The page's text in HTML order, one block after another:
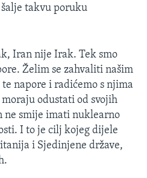
takvu poruku
Iran nije Irak. Tek smo
Želim se zahvaliti našim
napore i radićemo s njima
odustati od svojih
smije imati nuklearno
I to je cilj kojeg dijele
i Sjedinjene države,